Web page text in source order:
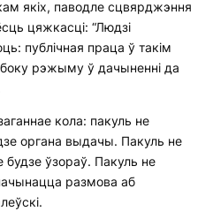
якіх, паводле сцвярджэння
цяжкасці: “Людзі
публічная праца ў такім
боку рэжыму ў дачыненні да
кола: пакуль не
органа выдачы. Пакуль не
ўзораў. Пакуль не
размова аб